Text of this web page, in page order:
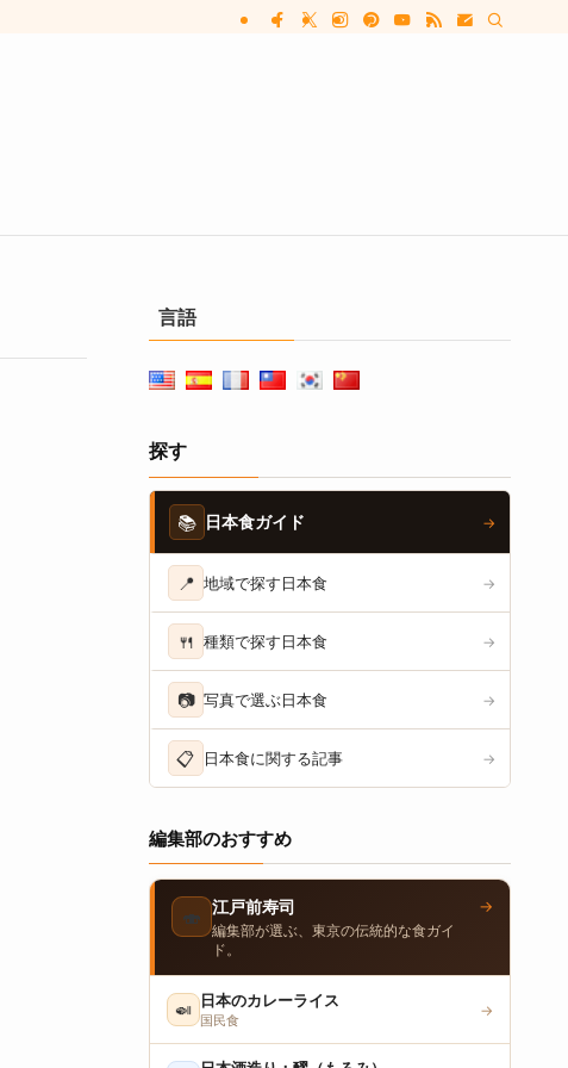
言語
探す
📚 日本食ガイド →
📍 地域で探す日本食 →
🍴 種類で探す日本食 →
📷 写真で選ぶ日本食 →
📋 日本食に関する記事 →
編集部のおすすめ
🍣 江戸前寿司
編集部が選ぶ、東京の伝統的な食ガイ
ド。
→
🍛 日本のカレーライス
国民食
→